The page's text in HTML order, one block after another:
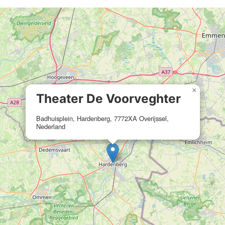
Theater De Voorveghter
Badhuisplein, Hardenberg, 7772XA Overijssel,
Nederland
×